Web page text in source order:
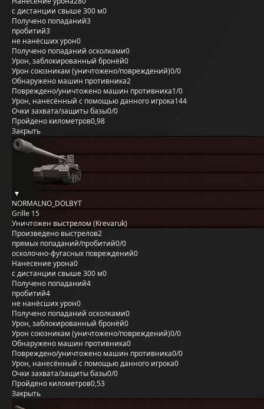
с дистанции свыше 300 м0
Получено попаданий3
пробитий3
не нанёсших урон0
Получено попаданий осколками0
Урон, заблокированный бронёй0
Урон союзникам (уничтожено/повреждений)0/0
Обнаружено машин противника2
Повреждено/уничтожено машин противника1/0
Урон, нанесённый с помощью данного игрока144
Очки захвата/защиты базы0/0
Пройдено километров0,98
Закрыть
NORMALNO_DOLBYT
Grille 15
Уничтожен выстрелом (Krevaruk)
Произведено выстрелов2
прямых попаданий/пробитий0/0
осколочно-фугасных повреждений0
Нанесение урона0
с дистанции свыше 300 м0
Получено попаданий4
пробитий4
не нанёсших урон0
Получено попаданий осколками0
Урон, заблокированный бронёй0
Урон союзникам (уничтожено/повреждений)0/0
Обнаружено машин противника0
Повреждено/уничтожено машин противника0/0
Урон, нанесённый с помощью данного игрока0
Очки захвата/защиты базы0/0
Пройдено километров0,53
Закрыть